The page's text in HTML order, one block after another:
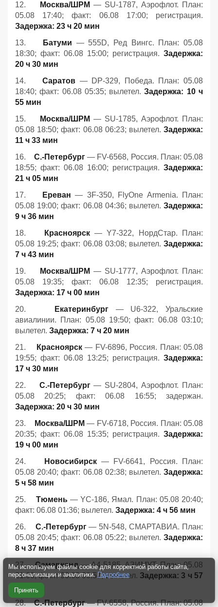
12.
Москва/ШРМ — SU-1787, Аэрофлот. План:
05.08 17:40; факт: 06.08 17:00; регистрация.
Задержка: 23 ч 20 мин
13.
Батуми — 555D, Ред Вингс. План: 05.08
18:30; факт: 06.08 15:00; регистрация. Задержка:
20 ч 30 мин
14.Саратов — DP-329, Победа. План: 05.08
18:40; факт: 06.08 05:35; вылетел.Задержка: 10 ч
55 мин
15.
Москва/ШРМ — SU-1785, Аэрофлот. План:
05.08 18:50; факт: 06.08 06:23; вылетел. Задержка:
11 ч 33 мин
16. С.-Петербург— FV-6568, Россия. План: 05.08
18:55; факт: 06.08 16:00; регистрация. Задержка:
21 ч 05 мин
17.
Ереван — 3F-350, FlyOne Armenia. План:
05.08 19:00; факт: 06.08 04:36; вылетел. Задержка:
9 ч 36 мин
18.
Красноярск— Y7-322, НордСтар. План:
05.08 19:25; факт: 06.08 03:08; вылетел. Задержка:
7 ч 43 мин
19.
Москва/ШРМ — SU-1777, Аэрофлот. План:
05.08 19:35; факт: 06.08 12:35; регистрация.
Задержка: 17 ч 00 мин
20.
Екатеринбург— U6-322, Уральские
авиалинии. План: 05.08 19:50; факт: 06.08 03:10;
вылетел. Задержка: 7 ч 20 мин
21.
Красноярск— FV-6896, Россия. План: 05.08
19:55; факт: 06.08 13:25; регистрация. Задержка:
17 ч 30 мин
22. С.-Петербург— SU-2804, Аэрофлот. План:
05.08 20:25; факт: 06.08 16:55; задержан.
Задержка: 20 ч 30 мин
23.
Москва/ШРМ — FV-6718, Россия. План: 05.08
20:35; факт: 06.08 15:35; регистрация. Задержка:
19 ч 00 мин
24.
Новосибирск— FV-6641, Россия. План:
05.08 20:40; факт: 06.08 02:38; вылетел. Задержка:
5 ч 58 мин
25. Тюмень— YC-186, Ямал. План: 05.08 20:40;
факт: 06.08 01:36; вылетел. Задержка: 4 ч 56 мин
26. С.-Петербург— 5N-548, СМАРТАВИА. План:
05.08 20:45; факт: 06.08 05:22; вылетел. Задержка:
8 ч 37 мин
27.Самарканд— A4-5185, АЗИМУТ. План: 05.08
21:00; факт: 06.08 00:57; вылетел. Задержка: 3 ч 57
мин
28.С.-Петербург— FV-6558, Россия. План: 05.08
Мы используем файлы cookie для корректной работы сайта,
персонализации и аналитики. Подробнее
Принять